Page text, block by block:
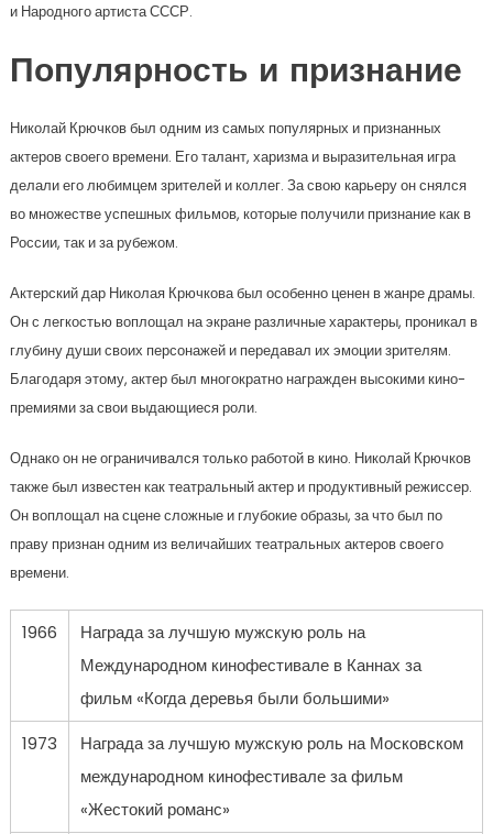
и Народного артиста СССР.
Популярность и признание
Николай Крючков был одним из самых популярных и признанных
актеров своего времени. Его талант, харизма и выразительная игра
делали его любимцем зрителей и коллег. За свою карьеру он снялся
во множестве успешных фильмов, которые получили признание как в
России, так и за рубежом.
Актерский дар Николая Крючкова был особенно ценен в жанре драмы.
Он с легкостью воплощал на экране различные характеры, проникал в
глубину души своих персонажей и передавал их эмоции зрителям.
Благодаря этому, актер был многократно награжден высокими кино-
премиями за свои выдающиеся роли.
Однако он не ограничивался только работой в кино. Николай Крючков
также был известен как театральный актер и продуктивный режиссер.
Он воплощал на сцене сложные и глубокие образы, за что был по
праву признан одним из величайших театральных актеров своего
времени.
1966
Награда за лучшую мужскую роль на
Международном кинофестивале в Каннах за
фильм «Когда деревья были большими»
1973
Награда за лучшую мужскую роль на Московском
международном кинофестивале за фильм
«Жестокий романс»